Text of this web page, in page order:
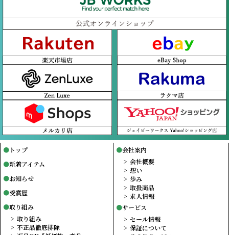
トップ
新着アイテム
お知らせ
受賞歴
取り組み
取り組み
不正品徹底排除
会社案内
会社概要
想い
歩み
取扱商品
求人情報
サービス
セール情報
保証について